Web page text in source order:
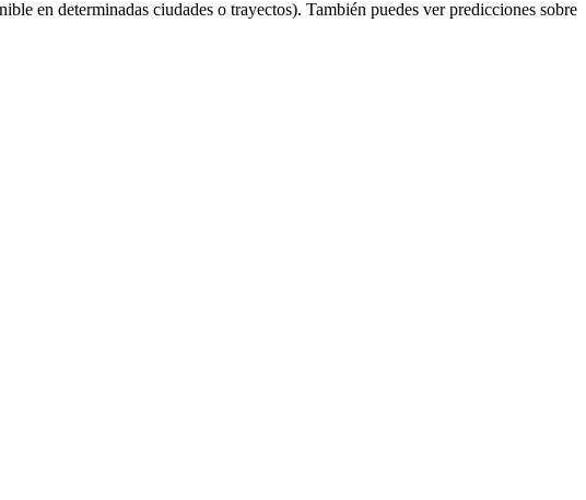
en determinadas ciudades o trayectos). También puedes ver predicciones sobre